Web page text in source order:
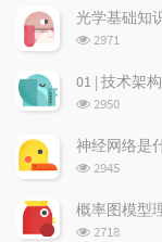
a
r
r
t
c
l
s
次
数:
光学基础知
浏
次
数:
2971
01 | 技术架
浏
次
数:
2950
浏
次
数:
2945
概率图模型
浏
2718